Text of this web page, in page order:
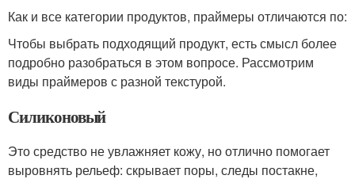
Как и все категории продуктов, праймеры отличаются по:
Чтобы выбрать подходящий продукт, есть смысл более
подробно разобраться в этом вопросе. Рассмотрим
виды праймеров с разной текстурой.
Силиконовый
Это средство не увлажняет кожу, но отлично помогает
выровнять рельеф: скрывает поры, следы постакне,